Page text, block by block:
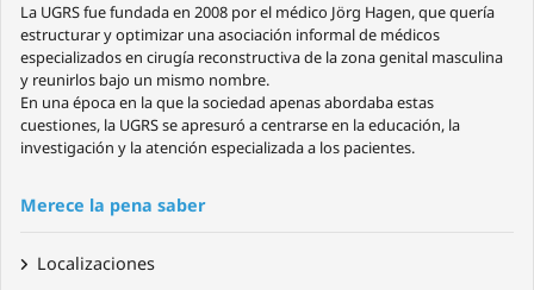
La UGRS fue fundada en 2008 por el médico Jörg Hagen, que quería
estructurar y optimizar una asociación informal de médicos
especializados en cirugía reconstructiva de la zona genital masculina
y reunirlos bajo un mismo nombre.
En una época en la que la sociedad apenas abordaba estas
cuestiones, la UGRS se apresuró a centrarse en la educación, la
investigación y la atención especializada a los pacientes.
Merece la pena saber
Localizaciones